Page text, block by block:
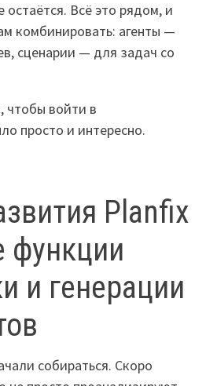
остаётся. Всё это рядом, и
комбинировать: агенты —
сценарии — для задач со
войти в
просто и интересно.
Planfix
функции
и генерации
собираться. Скоро